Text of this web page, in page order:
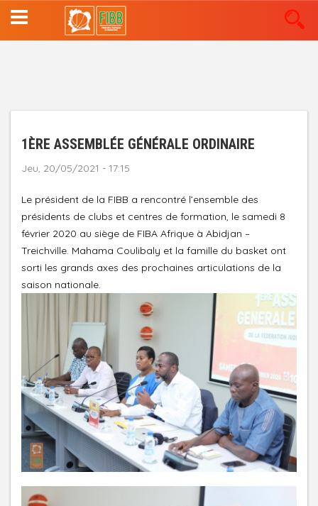
Aller
au
contenu
1ÈRE ASSEMBLÉE GÉNÉRALE ORDINAIRE
Jeu, 20/05/2021 - 17:15
Le président de la FIBB a rencontré l’ensemble des
présidents de clubs et centres de formation, le samedi 8
février 2020 au siège de FIBA Afrique à Abidjan –
Treichville. Mahama Coulibaly et la famille du basket ont
sorti les grands axes des prochaines articulations de la
saison nationale.